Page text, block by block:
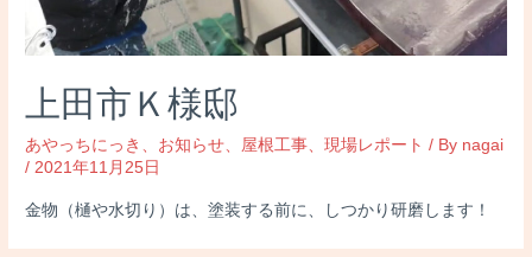
上田市Ｋ様邸
あやっちにっき お知らせ 屋根工事 、現場レポート / By nagai
/ 2021年11月25日
金物（樋や水切り）は、塗装する前に、しつかり研磨します！